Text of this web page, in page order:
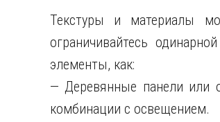
Текстуры и материалы
ограничивайтесь
элементы, как:
— Деревянные панели или
комбинации с освещением.